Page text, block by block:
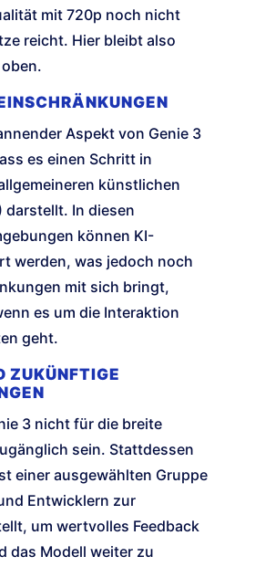
mit 720p noch nicht
reicht. Hier bleibt also
Aspekt von Genie 3
es einen Schritt in
künstlichen
darstellt. In diesen
können KI-
werden, was jedoch noch
mit sich bringt,
es um die Interaktion
geht.
ZUKÜNFTIGE
3 nicht für die breite
sein. Stattdessen
einer ausgewählten Gruppe
Entwicklern zur
um wertvolles Feedback
das Modell weiter zu